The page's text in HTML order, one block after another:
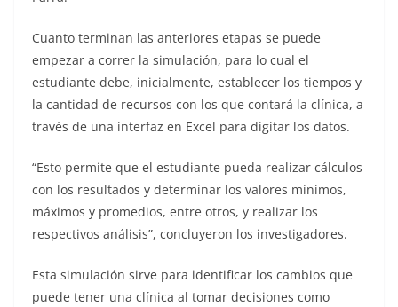
Cuanto terminan las anteriores etapas se puede
empezar a correr la simulación, para lo cual el
estudiante debe, inicialmente, establecer los tiempos y
la cantidad de recursos con los que contará la clínica, a
través de una interfaz en Excel para digitar los datos.
“Esto permite que el estudiante pueda realizar cálculos
con los resultados y determinar los valores mínimos,
máximos y promedios, entre otros, y realizar los
respectivos análisis”, concluyeron los investigadores.
Esta simulación sirve para identificar los cambios que
puede tener una clínica al tomar decisiones como